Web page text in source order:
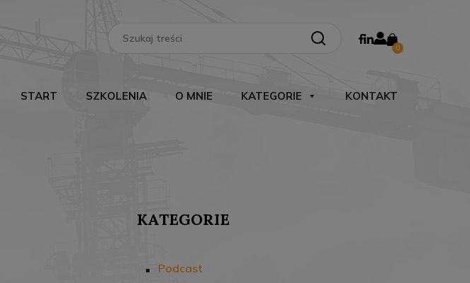
for:
0
START SZKOLENIA O MNIE KATEGORIE KONTAKT
KATEGORIE
Podcast